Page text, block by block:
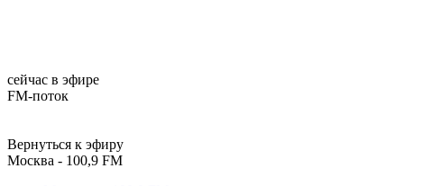
сейчас в эфире
FM-поток
Вернуться к эфиру
Москва - 100,9 FM